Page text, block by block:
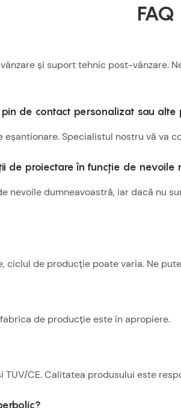
FAQ
și suport tehnic post-vânzare.
de contact personalizat sau alte
Specialistul nostru vă va
de proiectare în funcție de nevoile
nevoile dumneavoastră, iar dacă nu
de producție poate varia. Ne
de producție este în apropiere.
TUV/CE. Calitatea produsului este